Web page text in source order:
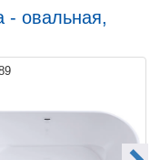
- овальная,